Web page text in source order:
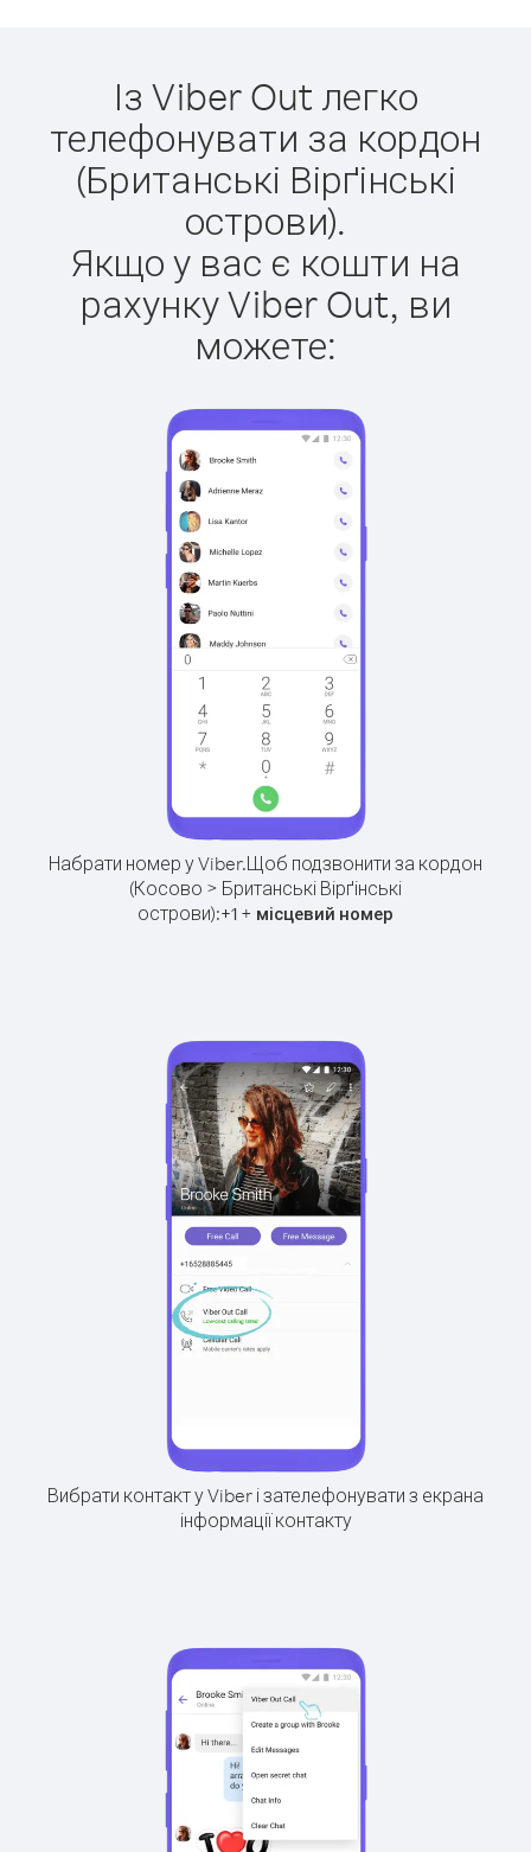
Із Viber Out легко
телефонувати за кордон
(Британські Вірґінські
острови).
Якщо у вас є кошти на
рахунку Viber Out, ви
можете:
Набрати номер у Viber.Щоб подзвонити за кордон
(Косово > Британські Вірґінські
острови):+1 + місцевий номер
Вибрати контакт у Viber і зателефонувати з екрана
інформації контакту